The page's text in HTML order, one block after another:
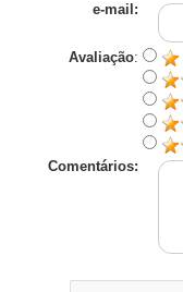
e-mail:
Avaliação:
Comentários: